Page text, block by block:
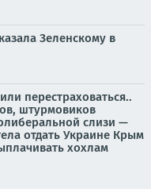
Зеленскому в
перестраховаться..
штурмовиков
слизи —
отдать Украине Крым
хохлам